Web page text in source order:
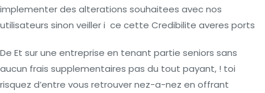
implementer des alterations souhaitees avec nos
utilisateurs sinon veiller i ce cette Credibilite averes ports
De Et sur une entreprise en tenant partie seniors sans
aucun frais supplementaires pas du tout payant, ! toi
risquez d’entre vous retrouver nez-a-nez en offrant